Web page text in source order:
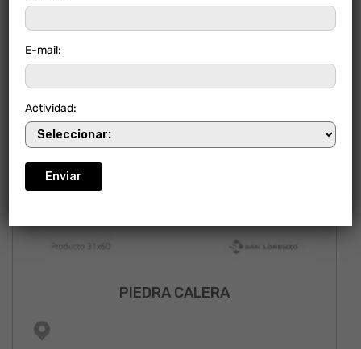
PIEDRA CALERA
E-mail:
Actividad: